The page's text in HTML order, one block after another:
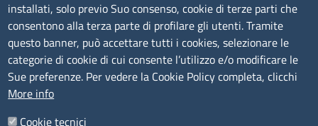
Sede di Frosinone: Via Alcide De Gasperi, 1 - 03100 (FR)
tel. 0775/2751
Peccciaa@pec.frlt.camcom.it
Ufficio relazioni con il pubblico
installati, solo previo Suo consenso, cookie di terze parti che
consentono alla terza parte di profilare gli utenti. Tramite
questo banner, può accettare tutti i cookies, selezionare le
categorie di cookie di cui consente l’utilizzo e/o modificare le
Sue preferenze. Per vedere la Cookie Policy completa, clicchi
More info
Cookie tecnici